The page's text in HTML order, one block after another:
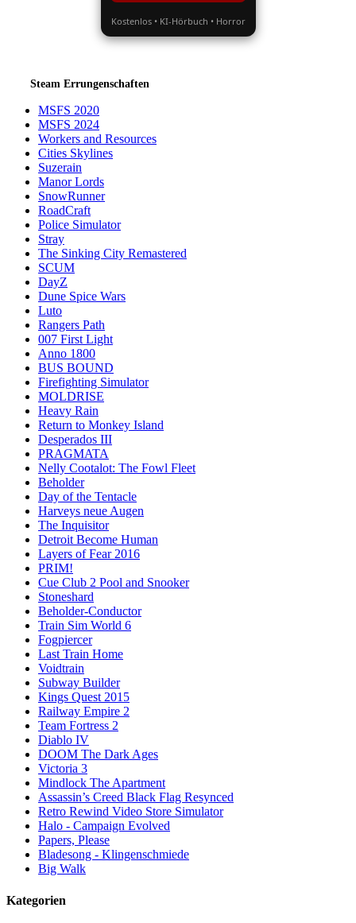
Kostenlos • KI-Hörbuch • Horror
Steam Errungenschaften
MSFS 2020
MSFS 2024
Workers and Resources
Cities Skylines
Suzerain
Manor Lords
SnowRunner
RoadCraft
Police Simulator
Stray
The Sinking City Remastered
SCUM
DayZ
Dune Spice Wars
Luto
Rangers Path
007 First Light
Anno 1800
BUS BOUND
Firefighting Simulator
MOLDRISE
Heavy Rain
Return to Monkey Island
Desperados III
PRAGMATA
Nelly Cootalot: The Fowl Fleet
Beholder
Day of the Tentacle
Harveys neue Augen
The Inquisitor
Detroit Become Human
Layers of Fear 2016
PRIM!
Cue Club 2 Pool and Snooker
Stoneshard
Beholder-Conductor
Train Sim World 6
Fogpiercer
Last Train Home
Voidtrain
Subway Builder
Kings Quest 2015
Railway Empire 2
Team Fortress 2
Diablo IV
DOOM The Dark Ages
Victoria 3
Mindlock The Apartment
Assassin’s Creed Black Flag Resynced
Retro Rewind Video Store Simulator
Halo - Campaign Evolved
Papers, Please
Bladesong - Klingenschmiede
Big Walk
Kategorien